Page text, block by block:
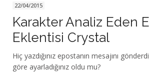
22/04/2015
Karakter Analiz Eden
Eklentisi Crystal
Hiç yazdığınız epostanın mesajını
göre ayarladığınız oldu mu?